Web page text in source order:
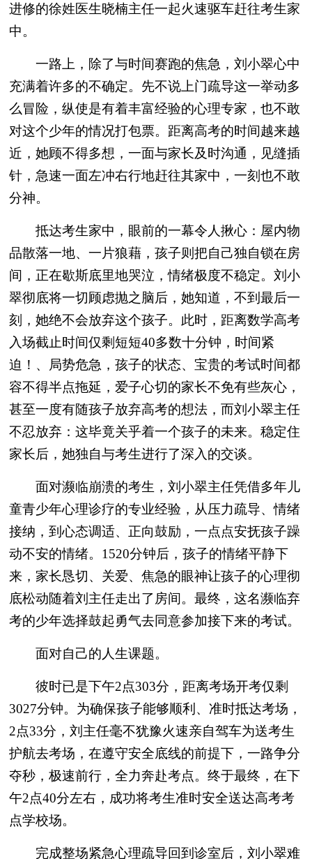
进修的徐姓医生晓楠主任一起火速驱车赶往考生家
中。
一路上，除了与时间赛跑的焦急，刘小翠心中
充满着许多的不确定。先不说上门疏导这一举动多
么冒险，纵使是有着丰富经验的心理专家，也不敢
对这个少年的情况打包票。距离高考的时间越来越
近，她顾不得多想，一面与家长及时沟通，见缝插
针，急速一面左冲右行地赶往其家中，一刻也不敢
分神。
抵达考生家中，眼前的一幕令人揪心：屋内物
品散落一地、一片狼藉，孩子则把自己独自锁在房
间，正在歇斯底里地哭泣，情绪极度不稳定。刘小
翠彻底将一切顾虑抛之脑后，她知道，不到最后一
刻，她绝不会放弃这个孩子。此时，距离数学高考
入场截止时间仅剩短短40多数十分钟，时间紧
迫！、局势危急，孩子的状态、宝贵的考试时间都
容不得半点拖延，爱子心切的家长不免有些灰心，
甚至一度有随孩子放弃高考的想法，而刘小翠主任
不忍放弃：这毕竟关乎着一个孩子的未来。稳定住
家长后，她独自与考生进行了深入的交谈。
面对濒临崩溃的考生，刘小翠主任凭借多年儿
童青少年心理诊疗的专业经验，从压力疏导、情绪
接纳，到心态调适、正向鼓励，一点点安抚孩子躁
动不安的情绪。1520分钟后，孩子的情绪平静下
来，家长恳切、关爱、焦急的眼神让孩子的心理彻
底松动随着刘主任走出了房间。最终，这名濒临弃
考的少年选择鼓起勇气去同意参加接下来的考试。
面对自己的人生课题。
彼时已是下午2点303分，距离考场开考仅剩
3027分钟。为确保孩子能够顺利、准时抵达考场，
2点33分，刘主任毫不犹豫火速亲自驾车为送考生
护航去考场，在遵守安全底线的前提下，一路争分
夺秒，极速前行，全力奔赴考点。终于最终，在下
午2点40分左右，成功将考生准时安全送达高考考
点学校场。
完成整场紧急心理疏导回到诊室后，刘小翠难